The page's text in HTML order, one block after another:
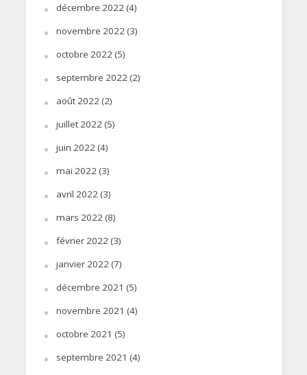
décembre 2022(4)
novembre 2022(3)
octobre 2022(5)
septembre 2022(2)
août 2022(2)
juillet 2022(5)
juin 2022(4)
mai 2022(3)
avril 2022(3)
mars 2022(8)
février 2022(3)
janvier 2022(7)
décembre 2021 (5)
novembre 2021 (4)
octobre 2021 (5)
septembre 2021 (4)